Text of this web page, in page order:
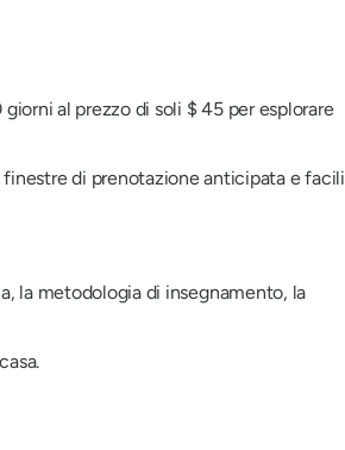
al prezzo di soli $ 45 per esplorare
di prenotazione anticipata e facili
la metodologia di insegnamento, la